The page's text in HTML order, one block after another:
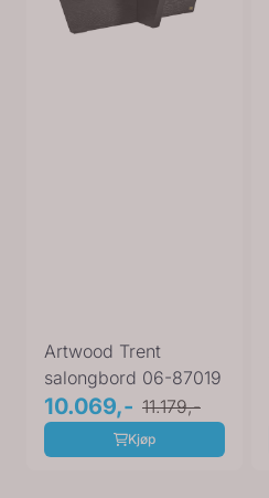
Artwood Trent
salongbord 06-87019
10.069,- 11.179,-
Kjøp